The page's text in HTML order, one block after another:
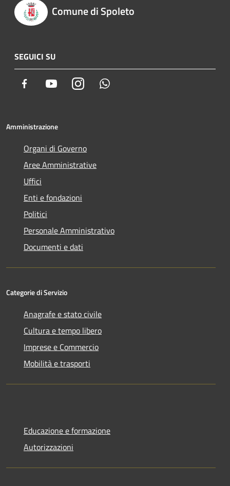
Comune di Spoleto
SEGUICI SU
Facebook YoutubeInstagram
Amministrazione
Organi di Governo
Aree Amministrative
Uffici
Enti e fondazioni
Politici
Personale Amministrativo
Documenti e dati
Categorie di Servizio
Anagrafe e stato civile
Cultura e tempo libero
Imprese e Commercio
Mobilità e trasporti
Educazione e formazione
Autorizzazioni